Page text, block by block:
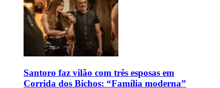
Santoro faz vilão com três esposas em
Corrida dos Bichos: “Família moderna”